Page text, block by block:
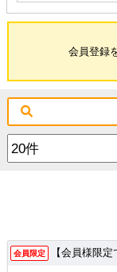
会員登録
会員限定 【会員様限定